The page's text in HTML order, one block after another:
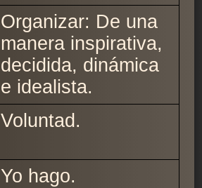
Organizar: De una
manera inspirativa,
decidida, dinámica
e idealista.
Voluntad.
Yo hago.